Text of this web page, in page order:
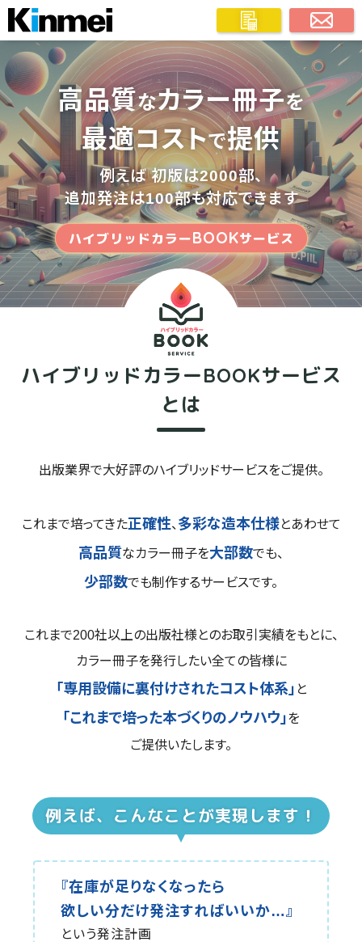
高品質なカラー冊子を
最適コストで提供
例えば 初版は2000部、
追加発注は100部も対応できます
ハイブリッドカラーBOOKサービス
ハイブリッドカラーBOOKサービス
とは
出版業界で大好評のハイブリッドサービスをご提供。
これまで培ってきた正確性、 多彩な造本仕様とあわせて
高品質なカラー冊子を大部数でも、
少部数でも制作するサービスです。
これまで200社以上の出版社様とのお取引実績をもとに、
カラー冊子を発行したい全ての皆様に
「専用設備に裏付けされたコスト体系」 と
「これまで培った本づくりのノウハウ」を
ご提供いたします。
例えば、こんなことが実現します！
『在庫が足りなくなったら
欲しい分だけ発注すればいいか…』
という発注計画